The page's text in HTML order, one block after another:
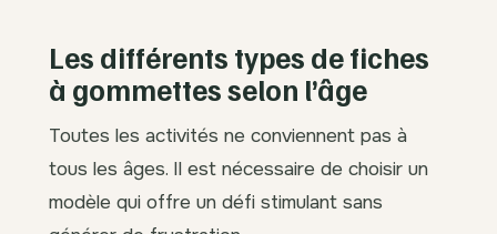
Les différents types de fiches
à gommettes selon l’âge
Toutes les activités ne conviennent pas à
tous les âges. Il est nécessaire de choisir un
modèle qui offre un défi stimulant sans